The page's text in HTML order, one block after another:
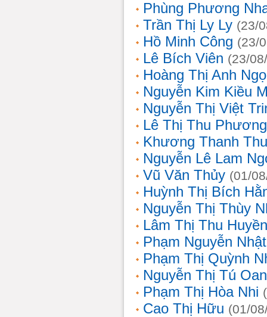
Phùng Phương
Trần Thị Ly Ly (23/
Hồ Minh Công (23/
Lê Bích Viên (23/
Hoàng Thị Anh
Nguyễn Kim Kiều
Nguyễn Thị Việt
Lê Thị Thu Phương
Khương Thanh
Nguyễn Lê Lam
Vũ Văn Thủy (01/
Huỳnh Thị Bích
Nguyễn Thị Thùy
Lâm Thị Thu Huyền
Phạm Nguyễn
Phạm Thị Quỳnh
Nguyễn Thị Tú
Phạm Thị Hòa Nhi
Cao Thị Hữu (01/